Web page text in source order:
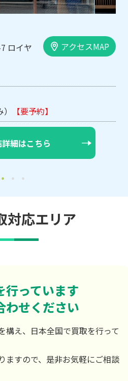
5 西大
アクセスMAP
曜は不定休）
細はこちら
対応エリア
行っています
わせください
構え、日本全国で買取を行って
ますので、是非お気軽にご相談